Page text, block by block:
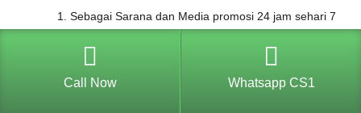
1. Sebagai Sarana dan Media promosi 24 jam sehari 7
Indonesia, dunia dengan internet
Call Now Whatsapp CS1